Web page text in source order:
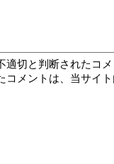
適切と判断されたコメ
コメントは、当サイ